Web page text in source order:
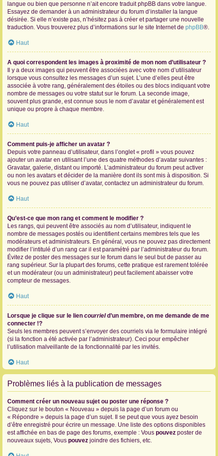
langue ou bien que personne n’ait encore traduit phpBB dans votre langue.
Essayez de demander à un administrateur du forum d’installer la langue
désirée. Si elle n’existe pas, n’hésitez pas à créer et partager une nouvelle
traduction. Vous trouverez plus d’informations sur le site Internet de phpBB®.
Haut
A quoi correspondent les images à proximité de mon nom d’utilisateur ?
Il y a deux images qui peuvent être associées avec votre nom d’utilisateur
lorsque vous consultez les messages d’un sujet. L’une d’elles peut être
associée à votre rang, généralement des étoiles ou des blocs indiquant votre
nombre de messages ou votre statut sur le forum. La seconde image,
souvent plus grande, est connue sous le nom d’avatar et généralement est
unique ou propre à chaque membre.
Haut
Comment puis-je afficher un avatar ?
Depuis votre panneau d’utilisateur, dans l’onglet « profil » vous pouvez
ajouter un avatar en utilisant l’une des quatre méthodes d’avatar suivantes :
Gravatar, galerie, distant ou importé. L’administrateur du forum peut activer
ou non les avatars et décider de la manière dont ils sont mis à disposition. Si
vous ne pouvez pas utiliser d’avatar, contactez un administrateur du forum.
Haut
Qu’est-ce que mon rang et comment le modifier ?
Les rangs, qui peuvent être associés au nom d’utilisateur, indiquent le
nombre de messages postés ou identifient certains membres tels que les
modérateurs et administrateurs. En général, vous ne pouvez pas directement
modifier l’intitulé d’un rang car il est paramétré par l’administrateur du forum.
Évitez de poster des messages sur le forum dans le seul but de passer au
rang supérieur. Sur la plupart des forums, cette pratique est rarement tolérée
et un modérateur (ou un administrateur) peut facilement abaisser votre
compteur de messages.
Haut
Lorsque je clique sur le lien courrield’un membre, on me demande de me
connecter !?
Seuls les membres peuvent s’envoyer des courriels via le formulaire intégré
(si la fonction a été activée par l’administrateur). Ceci pour empêcher
l’utilisation malveillante de la fonctionnalité par les invités.
Haut
Problèmes liés à la publication de messages
Comment créer un nouveau sujet ou poster une réponse ?
Cliquez sur le bouton « Nouveau » depuis la page d’un forum ou
« Répondre » depuis la page d’un sujet. Il se peut que vous ayez besoin
d’être enregistré pour écrire un message. Une liste des options disponibles
est affichée en bas de page des forums, exemple : Vous pouvez poster de
nouveaux sujets, Vous pouvez joindre des fichiers, etc.